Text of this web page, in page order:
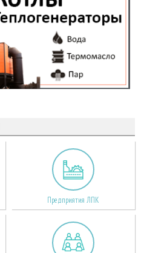
Предприятия ЛПК